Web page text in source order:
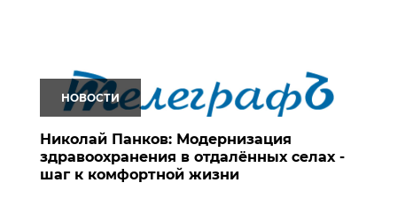
НОВОСТИ
Николай Панков: Модернизация
здравоохранения в отдалённых селах -
шаг к комфортной жизни